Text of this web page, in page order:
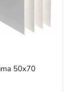
50x70